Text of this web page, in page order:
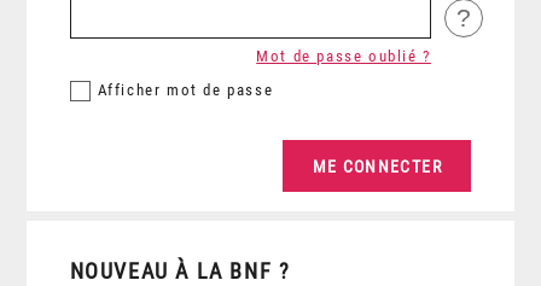
?
Afficher mot de passe
Mot de passe oublié ?
NOUVEAU À LA BNF ?